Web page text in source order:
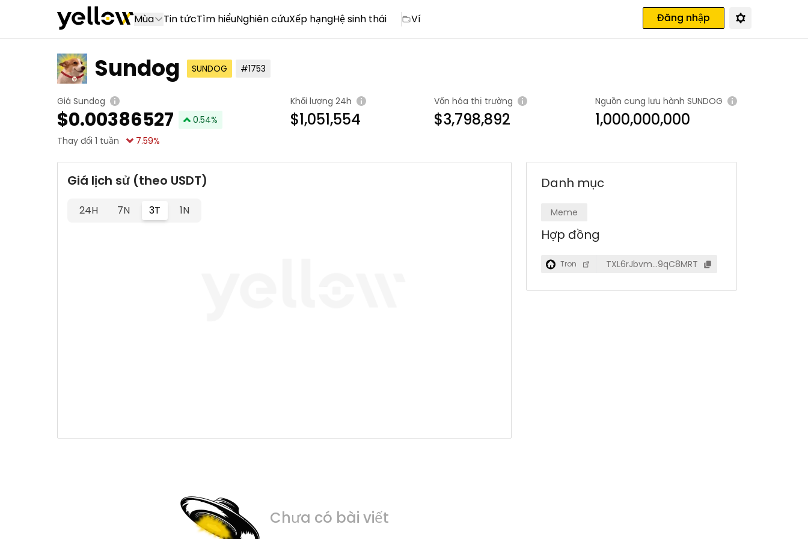
Mùa Tin tứcTìm hiểuNghiên cứuXếp hạngHệ sinh thái Ví Đăng nhập
Sundog SUNDOG #1753
Giá Sundog
$0.00386527 0.54%
Thay đổi 1 tuần
7.59%
Khối lượng 24h
$1,051,554
Vốn hóa thị trường
$3,798,892
Nguồn cung lưu hành SUNDOG
1,000,000,000
Giá lịch sử (theo USDT)
24H 7N 3T 1N
Chưa có bài viết
Danh mục
Meme
Hợp đồng
Tron TXL6rJbvm…9qC8MRT